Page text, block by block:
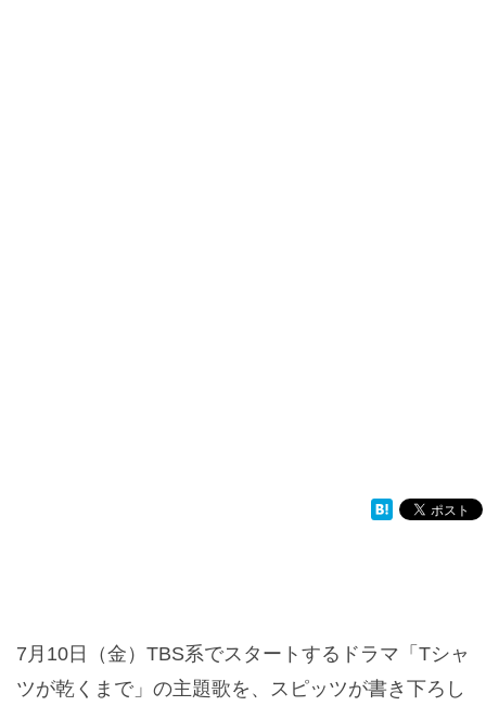
7月10日（金）TBS系でスタートするドラマ「Tシャ
ツが乾くまで」の主題歌を、スピッツが書き下ろし